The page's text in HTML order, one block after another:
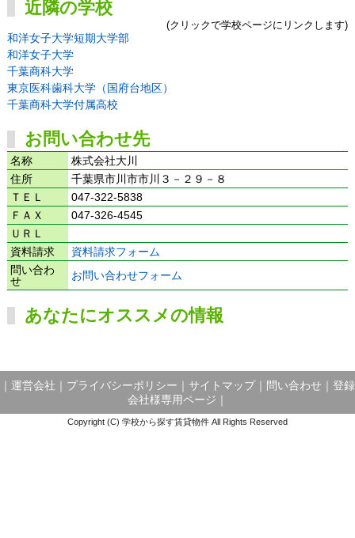
近隣の学校
(クリックで学校ページにリンクします)
和洋女子大学短期大学部
和洋女子大学
千葉商科大学
東京医科歯科大学（国府台地区）
千葉商科大学付属高校
お問い合わせ先
名称
株式会社大川
住所
千葉県市川市市川３－２９－８
ＴＥＬ
047-322-5838
ＦＡＸ
047-326-4545
ＵＲＬ
資料請求
資料請求フォーム
問い合わ
せ
お問い合わせフォーム
あなたにオススメの情報
運営会社 プライバシーポリシー サイトマップ｜ 問い合わせ
登録
会社様専用ページ
Copyright (C) 学校から探す賃貸物件 All Rights Reserved